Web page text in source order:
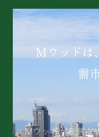
Mウッドは
需
Mウッドが良質な